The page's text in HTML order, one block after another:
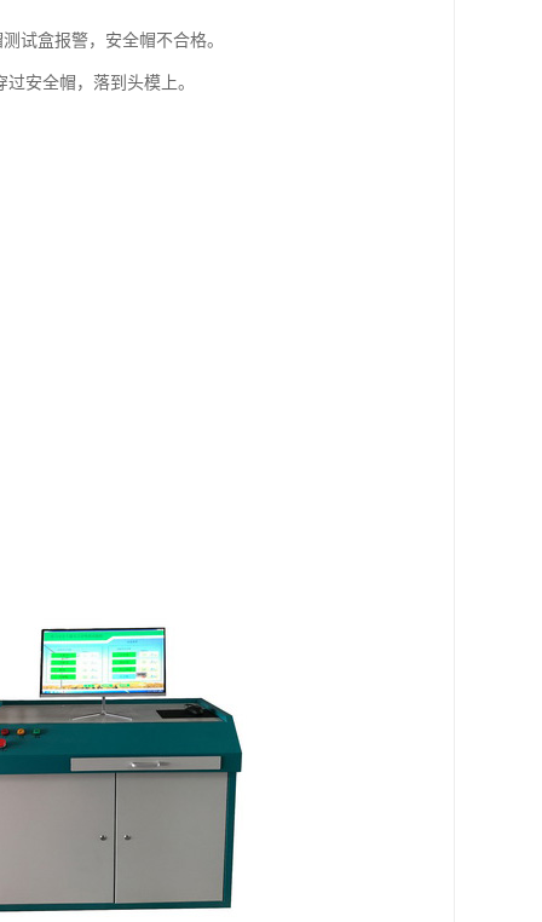
试盒报警，安全帽不合格。
安全帽，落到头模上。